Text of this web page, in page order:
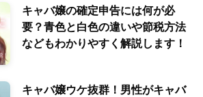
キャバ嬢の確定申告には何が必
要？青色と白色の違いや節税方法
などもわかりやすく解説します！
キャバ嬢ウケ抜群！男性がキャバ